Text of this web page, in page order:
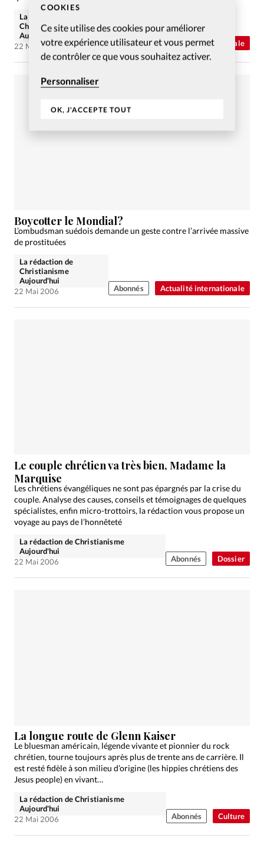
COOKIES
Ce site utilise des cookies pour améliorer
votre expérience utilisateur et vous permet
de contrôler ce que vous souhaitez activer.
Personnaliser
OK, J'ACCEPTE TOUT
Actualité internationale
La rédaction de
Christianisme
Aujourd'hui
22 Mai 2006
Abonnés
Actualité internationale
Boycotter le Mondial?
L’ombudsman suédois demande un geste contre l’arrivée massive
de prostituées
La rédaction de
Christianisme
Aujourd'hui
22 Mai 2006
Abonnés
Dossier
Le couple chrétien va très bien, Madame la
Marquise
Les chrétiens évangéliques ne sont pas épargnés par la crise du
couple. Analyse des causes, conseils et témoignages de quelques
spécialistes, enfin micro-trottoirs, la rédaction vous propose un
voyage au pays de l’honnêteté
La rédaction de Christianisme
Aujourd'hui
22 Mai 2006
Abonnés
Culture
La longue route de Glenn Kaiser
Le bluesman américain, légende vivante et pionnier du rock
chrétien, tourne toujours après plus de trente ans de carrière. Il
est resté fidèle à son milieu d’origine (les hippies chrétiens des
Jesus people) en vivant…
La rédaction de Christianisme
Aujourd'hui
22 Mai 2006
Abonnés